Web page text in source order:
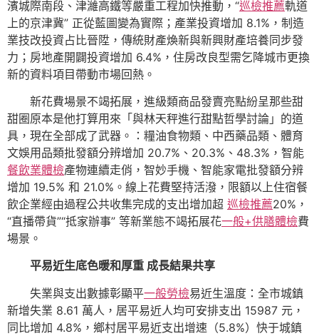
濱城際南段、津濰高鐵等嚴重工程加快推動，“巡檢推薦軌道
上的京津冀” 正從藍圖變為實際；產業投資增加 8.1%，制造
業技改投資占比晉陞，傳統財產煥新與新興財產培養同步發
力；房地產開闢投資增加 6.4%，住房改良型需乞降城市更換
新的資料項目帶動市場回熱。
新花費場景不竭拓展，進級類商品發賣亮點紛呈那些甜
甜圈原本是他打算用來「與林天秤進行甜點哲學討論」的道
具，現在全部成了武器。：糧油食物類、中西藥品類、體育
文娛用品類批發額分辨增加 20.7%、20.3%、48.3%，智能
餐飲業體檢產物連續走俏，智妙手機、智能家電批發額分辨
增加 19.5% 和 21.0%。線上花費堅持活潑，限額以上住宿餐
飲企業經由過程公共收集完成的支出增加超 巡檢推薦20%，
“直播帶貨”“抵家辦事” 等新業態不竭拓展花一般+供膳體檢費
場景。
平易近生底色暖和厚重 成長結果共享
失業與支出數據彰顯平一般勞檢易近生溫度：全市城鎮
新增失業 8.61 萬人，居平易近人均可安排支出 15987 元，
同比增加 4.8%，鄉村居平易近支出增速（5.8%）快于城鎮